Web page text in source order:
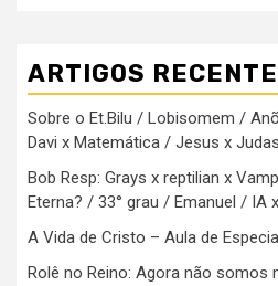
ARTIGOS
Sobre o Et.Bilu / Lobisomem /
Davi x Matemática / Jesus x
Bob Resp: Grays x reptilian x
Eterna? / 33° grau / Emanuel / IA
A Vida de Cristo – Aula de
Rolê no Reino: Agora não somos